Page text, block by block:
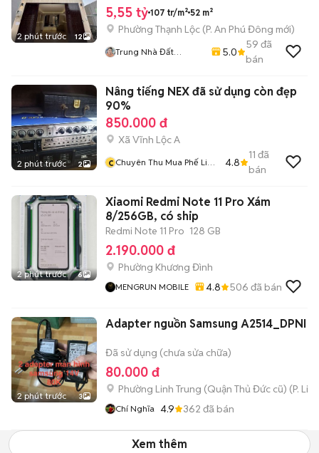
2 phút trước 12
5,55 tỷ 107 tr/m² 52 m²
Phường Thạnh Lộc (P. An Phú Đông mới)
Trung Nhà Đất
5.0
59 đã
bán
2 phút trước 2
Nâng tiếng NEX đã sử dụng còn đẹp
90%
850.000 đ
Xã Vĩnh Lộc A
c Chuyên Thu Mua Phế Liệu
4.8
11 đã
bán
2 phút trước 6
Xiaomi Redmi Note 11 Pro Xám
8/256GB, có ship
Redmi Note 11 Pro 128 GB
2.190.000 đ
Phường Khương Đình
MENGRUN MOBILE 4.8 506 đã bán
2 phút trước 3
Adapter nguồn Samsung A2514_DPNI
Đã sử dụng (chưa sửa chữa)
80.000 đ
Phường Linh Trung (Quận Thủ Đức cũ) (P.
Chí Nghĩa 4.9 362 đã bán
Xem thêm